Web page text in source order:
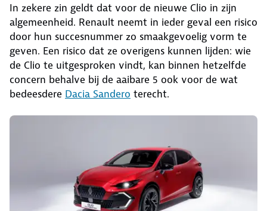
In zekere zin geldt dat voor de nieuwe Clio in zijn
algemeenheid. Renault neemt in ieder geval een risico
door hun succesnummer zo smaakgevoelig vorm te
geven. Een risico dat ze overigens kunnen lijden: wie
de Clio te uitgesproken vindt, kan binnen hetzelfde
concern behalve bij de aaibare 5 ook voor de wat
bedeesdere Dacia Sandero terecht.